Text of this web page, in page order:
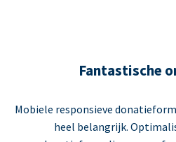
Fantastische
Mobiele responsieve
heel belangrijk.